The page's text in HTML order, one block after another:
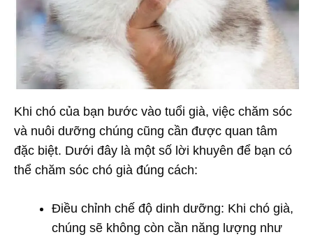
Khi chó của bạn bước vào tuổi già, việc chăm sóc
và nuôi dưỡng chúng cũng cần được quan tâm
đặc biệt. Dưới đây là một số lời khuyên để bạn có
thể chăm sóc chó già đúng cách:
Điều chỉnh chế độ dinh dưỡng: Khi chó già,
chúng sẽ không còn cần năng lượng như